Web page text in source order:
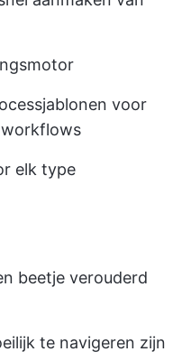
voor
elk type
beetje verouderd
te navigeren zijn